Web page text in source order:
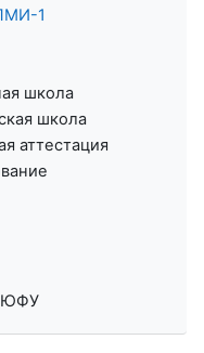
1
школа
школа
аттестация
ЮФУ